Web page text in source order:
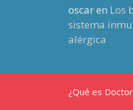
oscaren Los
sistema
alérgica
¿Qué es